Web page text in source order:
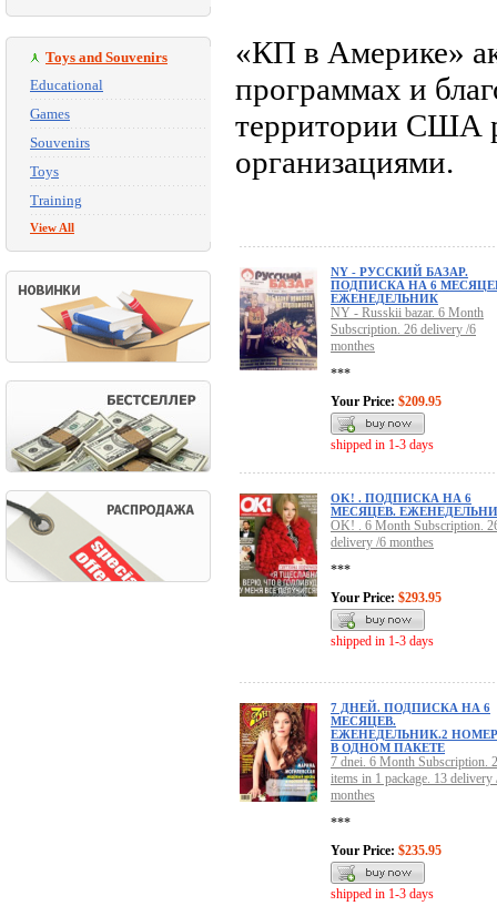
Toys and Souvenirs
Educational
Games
Souvenirs
Toys
Training
View All
«КП в Америке»
программах и
территории США
организациями.
NY - РУССКИЙ БАЗАР.
ПОДПИСКА НА 6
ЕЖЕНЕДЕЛЬНИК
NY - Russkii bazar. 6 Month
Subscription. 26 delivery /6
monthes
***
Your Price: $209.95
shipped in 1-3 days
OK! . ПОДПИСКА НА 6
МЕСЯЦЕВ.
OK! . 6 Month Subscription.
delivery /6 monthes
***
Your Price: $293.95
shipped in 1-3 days
7 ДНЕЙ. ПОДПИСКА НА 6
МЕСЯЦЕВ.
ЕЖЕНЕДЕЛЬНИК.2
В ОДНОМ ПАКЕТЕ
7 dnei. 6 Month Subscription. 2
items in 1 package. 13 delivery
monthes
***
Your Price: $235.95
shipped in 1-3 days